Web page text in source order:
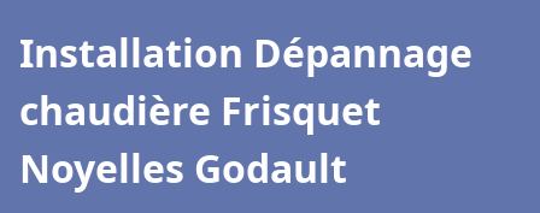
Installation Dépannage
chaudière Frisquet
Noyelles Godault